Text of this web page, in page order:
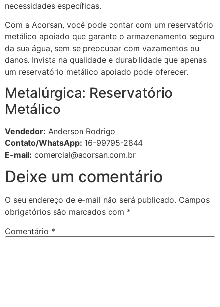
necessidades específicas.
Com a Acorsan, você pode contar com um reservatório
metálico apoiado que garante o armazenamento seguro
da sua água, sem se preocupar com vazamentos ou
danos. Invista na qualidade e durabilidade que apenas
um reservatório metálico apoiado pode oferecer.
Metalúrgica: Reservatório
Metálico
Vendedor: Anderson Rodrigo
Contato/WhatsApp: 16-99795-2844
E-mail: comercial@acorsan.com.br
Deixe um comentário
O seu endereço de e-mail não será publicado. Campos
obrigatórios são marcados com *
Comentário *